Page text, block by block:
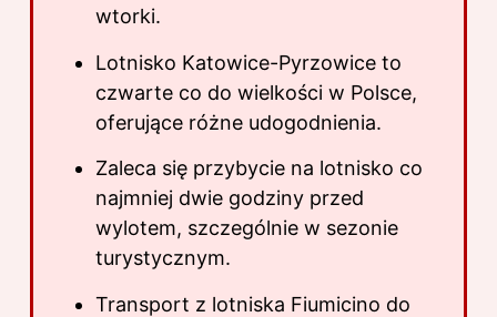
wtorki.
Lotnisko Katowice-Pyrzowice to
czwarte co do wielkości w Polsce,
oferujące różne udogodnienia.
Zaleca się przybycie na lotnisko co
najmniej dwie godziny przed
wylotem, szczególnie w sezonie
turystycznym.
Transport z lotniska Fiumicino do